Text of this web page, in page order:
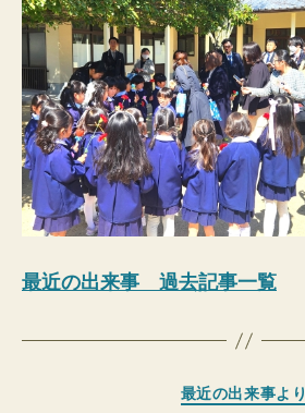
最近の出来事 過去記事一覧
カ
最近の出来事より